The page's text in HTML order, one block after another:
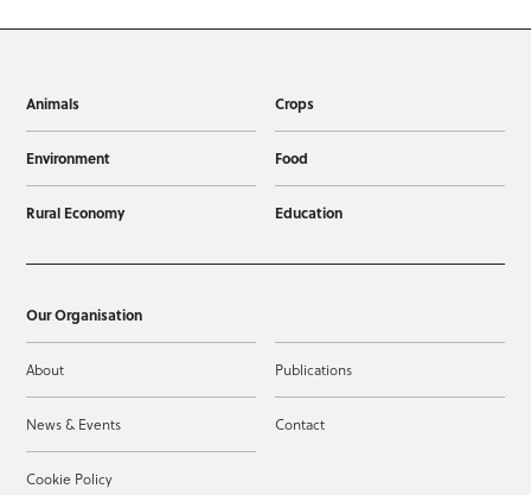
Animals Crops
Environment Food
Rural Economy Education
Our Organisation
About Publications
News & Events Contact
Cookie Policy